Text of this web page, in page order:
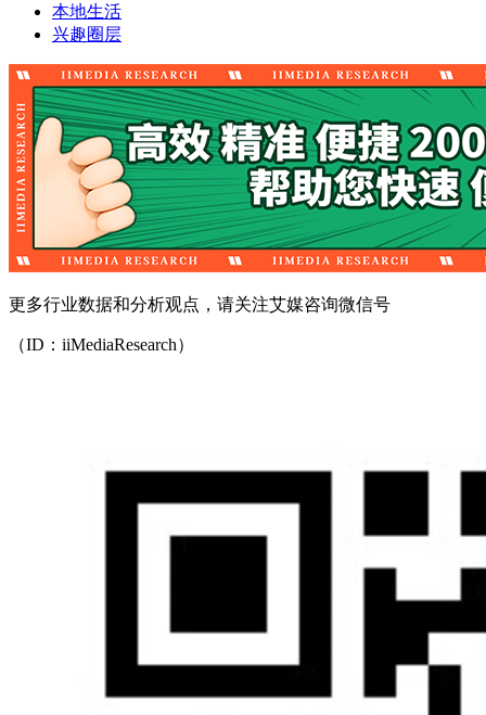
本地生活
兴趣圈层
更多行业数据和分析观点，请关注艾媒咨询微信号
（ID：iiMediaResearch）